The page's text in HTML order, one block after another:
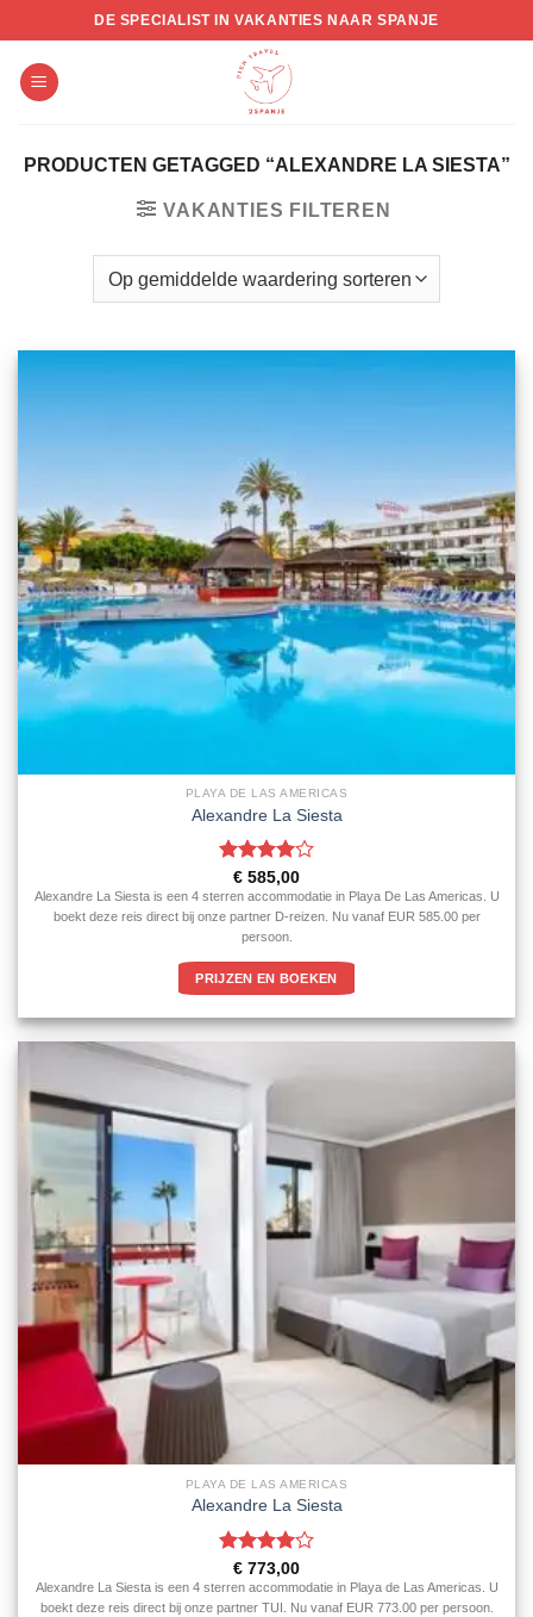
to
content
DE SPECIALIST IN VAKANTIES NAAR SPANJE
PRODUCTEN GETAGGED “ALEXANDRE LA SIESTA”
VAKANTIES FILTEREN
PLAYA DE LAS AMERICAS
Alexandre La Siesta
Gewaardeerd
4uit 5
€ 585,00
Alexandre La Siesta is een 4 sterren accommodatie in Playa De Las Americas. U
boekt deze reis direct bij onze partner D-reizen. Nu vanaf EUR 585.00 per
persoon.
PRIJZEN EN BOEKEN
PLAYA DE LAS AMERICAS
Alexandre La Siesta
Gewaardeerd
4uit 5
€ 773,00
Alexandre La Siesta is een 4 sterren accommodatie in Playa de Las Americas. U
boekt deze reis direct bij onze partner TUI. Nu vanaf EUR 773.00 per persoon.